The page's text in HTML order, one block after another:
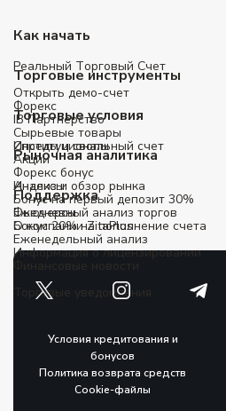
Как начать
Реальный Tорговый Cчет
Открыть демо-счет
IB Партнерство
Институциональный счет
Торговые инструменты
Форекс
Сырьевые товары
Акции
Индексы
Фьючерсы
Торговые условия
Спреды и свопы
Форекс бонус
Бонус на первый депозит 30%
Бонус 20% на пополнение счета
Рыночная аналитика
Анализ и обзор рынка
Ежедневный анализ торгов
Еженедельный анализ
Финансовые новости
Торговые уведомления
Поддержка
О компании ZitaPlus
Информация о лицензировании
Условия кредитования и
бонусов
Политика возврата средств
Cookie-файлы